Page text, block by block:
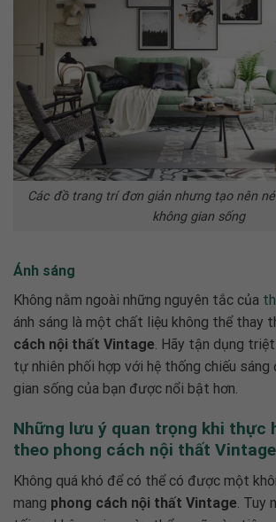
Các đồ trang trí đơn giản nhưng tạo nên
không gian sống
Ánh sáng
Không nằm ngoài những nguyên tắc của
ánh sáng là một chất liệu không thể thay
cách nội thất Vintage. Hãy tận dụng
tự nhiên phối hợp với hệ thống chiếu sáng
gian sống của bạn được nổi bật hơn.
Những lưu ý quan trọng khi thực
theo phong cách nội thất Vintage
Không quá khó để có thể có được một
mang phong cách nội thất Vintage . Tuy